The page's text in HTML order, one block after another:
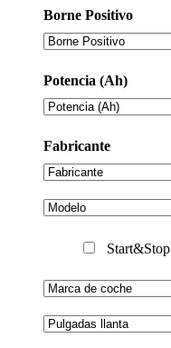
Borne Positivo
Potencia (Ah)
Fabricante
Start&Stop